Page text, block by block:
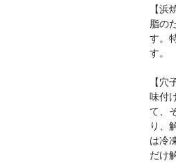
【浜
脂の
す。
す。
【穴
味付
て、
り、
は冷
だけ